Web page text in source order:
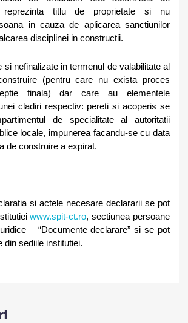
reprezinta titlu de proprietate si nu
in cauza de aplicarea sanctiunilor
disciplinei in constructii.
si nefinalizate in termenul de valabilitate al
(pentru care nu exista proces
finala) dar care au elementele
cladiri respectiv: pereti si acoperis se
de specialitate al autoritatii
locale, impunerea facandu-se cu data
de construire a expirat.
si actele necesare declararii se pot
www.spit-ct.ro, sectiunea persoane
– “Documente declarare” si se pot
din sediile institutiei.